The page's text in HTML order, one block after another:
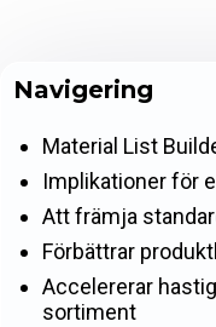
Navigering
Material List
Implikationer för
Att främja
Förbättrar
Accelererar
sortiment